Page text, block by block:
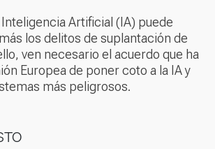
Artificial (IA) puede
los delitos de suplantación de
ven necesario el acuerdo que ha
Europea de poner coto a la IA y
más peligrosos.